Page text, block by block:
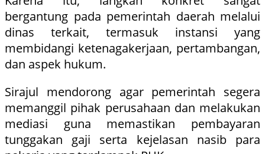
bergantung pada pemerintah daerah melalui
dinas terkait, termasuk instansi yang
membidangi ketenagakerjaan, pertambangan,
dan aspek hukum.
Sirajul mendorong agar pemerintah segera
memanggil pihak perusahaan dan melakukan
mediasi guna memastikan pembayaran
tunggakan gaji serta kejelasan nasib para